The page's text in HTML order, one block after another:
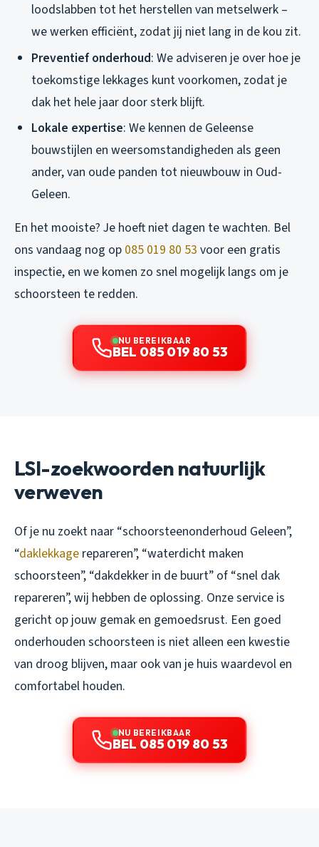
loodslabben tot het herstellen van metselwerk –
we werken efficiënt, zodat jij niet lang in de kou zit.
Preventief onderhoud: We adviseren je over hoe je
toekomstige lekkages kunt voorkomen, zodat je
dak het hele jaar door sterk blijft.
Lokale expertise: We kennen de Geleense
bouwstijlen en weersomstandigheden als geen
ander, van oude panden tot nieuwbouw in Oud-
Geleen.
En het mooiste? Je hoeft niet dagen te wachten. Bel
ons vandaag nog op 085 019 80 53 voor een gratis
inspectie, en we komen zo snel mogelijk langs om je
schoorsteen te redden.
NU BEREIKBAAR
BEL 085 019 80 53
LSI-zoekwoorden natuurlijk
verweven
Of je nu zoekt naar “schoorsteenonderhoud Geleen”,
“daklekkage repareren”, “waterdicht maken
schoorsteen”, “dakdekker in de buurt” of “snel dak
repareren”, wij hebben de oplossing. Onze service is
gericht op jouw gemak en gemoedsrust. Een goed
onderhouden schoorsteen is niet alleen een kwestie
van droog blijven, maar ook van je huis waardevol en
comfortabel houden.
NU BEREIKBAAR
BEL 085 019 80 53